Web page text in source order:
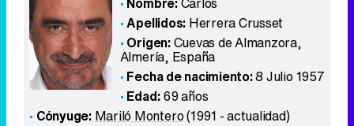
Apellidos: Herrera Crusset
Origen:Cuevas de Almanzora,
Almería, España
Fecha de nacimiento:8 Julio 1957
Edad:69 años
Cónyuge: Mariló Montero(1991 - actualidad)